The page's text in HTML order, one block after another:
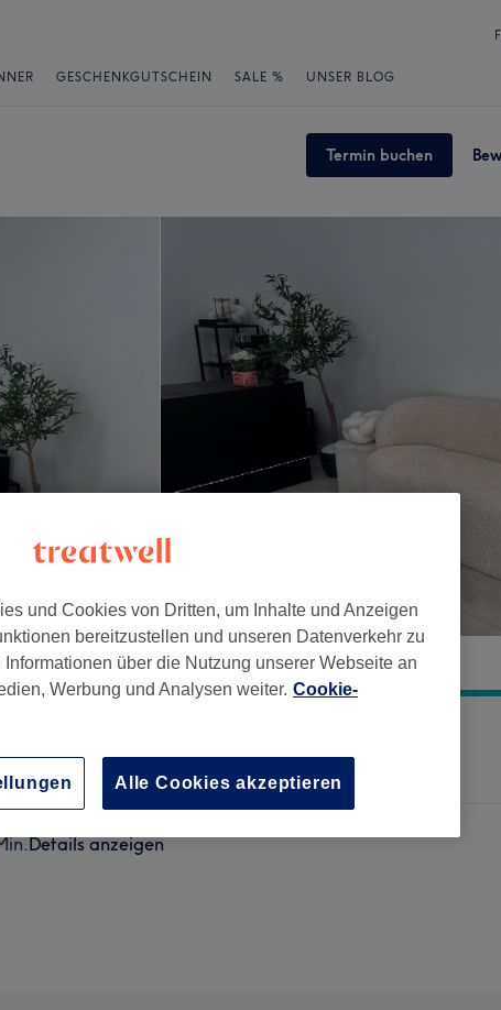
GESCHENKGUTSCHEIN SALE % UNSER BLOG
Termin buchen
anzeigen
Aquafacial + Microneedling
Details anzeigen
und Cookies von Dritten, um Inhalte und Anzeigen
bereitzustellen und unseren Datenverkehr zu
über die Nutzung unserer Webseite an
Werbung und Analysen weiter. Cookie-
Alle Cookies akzeptieren